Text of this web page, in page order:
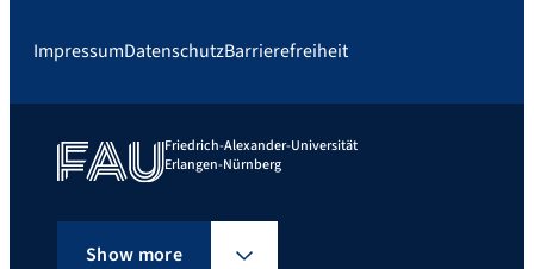
ImpressumDatenschutzBarrierefreiheit
Friedrich-Alexander-Universität
Erlangen-Nürnberg
Show more